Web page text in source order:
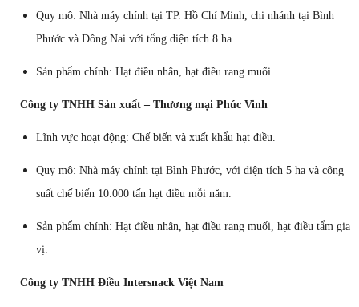
Quy mô: Nhà máy chính tại TP. Hồ Chí Minh, chi nhánh tại Bình
Phước và Đồng Nai với tổng diện tích 8 ha.
Sản phẩm chính: Hạt điều nhân, hạt điều rang muối.
Công ty TNHH Sản xuất – Thương mại Phúc Vinh
Lĩnh vực hoạt động: Chế biến và xuất khẩu hạt điều.
Quy mô: Nhà máy chính tại Bình Phước, với diện tích 5 ha và công
suất chế biến 10.000 tấn hạt điều mỗi năm.
Sản phẩm chính: Hạt điều nhân, hạt điều rang muối, hạt điều tẩm gia
vị.
Công ty TNHH Điều Intersnack Việt Nam